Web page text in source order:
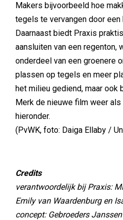
Makers bijvoorbeeld hoe
tegels te vervangen door
Daarnaast biedt Praxis
aansluiten van een regenton,
onderdeel van een groenere
plassen op tegels en meer
het milieu gediend, maar ook
Merk de nieuwe film weer
hieronder.
(PvWK, foto: Daiga Ellaby /
Credits
verantwoordelijk bij Praxis:
Emily van Waardenburg en
concept: Gebroeders Janssen